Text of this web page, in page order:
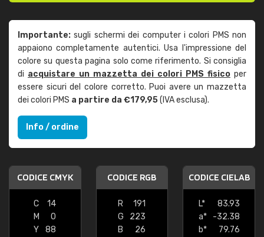
Importante: sugli schermi dei computer i colori PMS non
appaiono completamente autentici. Usa l'impressione del
colore su questa pagina solo come riferimento. Si consiglia
di acquistare un mazzetta dei colori PMS fisico per
essere sicuri del colore corretto. Puoi avere un mazzetta
dei colori PMS a partire da €179,95(IVA esclusa).
Info / ordine
CODICE CMYK
C
14
M
0
Y
88
CODICE RGB
R
191
G
223
B
26
CODICE CIELAB
L*
83.93
a*
-32.38
b*
79.76